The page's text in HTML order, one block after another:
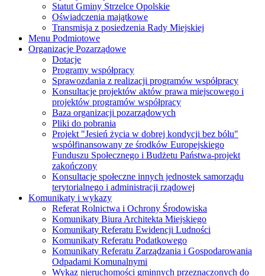
Statut Gminy Strzelce Opolskie
Oświadczenia majątkowe
Transmisja z posiedzenia Rady Miejskiej
Menu Podmiotowe
Organizacje Pozarządowe
Dotacje
Programy współpracy
Sprawozdania z realizacji programów współpracy
Konsultacje projektów aktów prawa miejscowego i
projektów programów współpracy
Baza organizacji pozarządowych
Pliki do pobrania
Projekt "Jesień życia w dobrej kondycji bez bólu"
współfinansowany ze środków Europejskiego
Funduszu Społecznego i Budżetu Państwa-projekt
zakończony
Konsultacje społeczne innych jednostek samorządu
terytorialnego i administracji rządowej
Komunikaty i wykazy
Referat Rolnictwa i Ochrony Środowiska
Komunikaty Biura Architekta Miejskiego
Komunikaty Referatu Ewidencji Ludności
Komunikaty Referatu Podatkowego
Komunikaty Referatu Zarządzania i Gospodarowania
Odpadami Komunalnymi
Wykaz nieruchomości gminnych przeznaczonych do